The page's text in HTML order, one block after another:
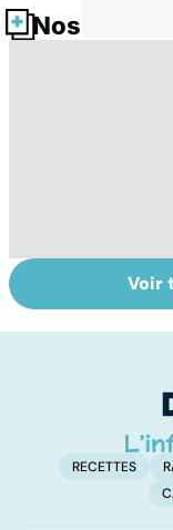
Nos fiches
Grand froid :
conseils
Voir
RECETTES